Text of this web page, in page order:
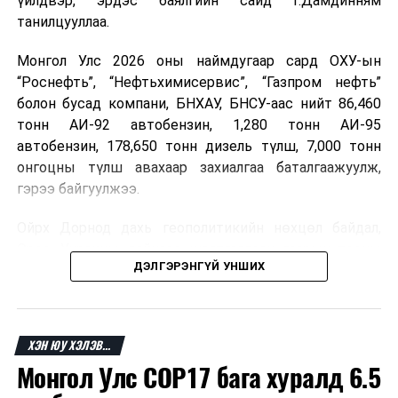
танилцууллаа.
Монгол Улс 2026 оны наймдугаар сард ОХУ-ын
“Роснефть”, “Нефтьхимисервис”, “Газпром нефть”
болон бусад компани, БНХАУ, БНСУ-аас нийт 86,460
тонн АИ-92 автобензин, 1,280 тонн АИ-95
автобензин, 178,650 тонн дизель түлш, 7,000 тонн
онгоцны түлш авахаар захиалгаа баталгаажуулж,
гэрээ байгуулжээ.
Орос, Украины дайнаас шалтгаалсан газрын тосны
үнийн өсөлт дэлхийн зах зээлд буураагүй байна.
дахин өсөж, ОХУ болон бусад эх үүсвэрээс худалдан
авах шатахууны үнэ 1,200-2,000 ам.долларт хүрчээ.
Иймд дотоодын зах зээл дэх үнийн өсөлтийг
ДЭЛГЭРЭНГҮЙ УНШИХ
ХЭН ЮУ ХЭЛЭВ...
Монгол Улс COP17 бага хуралд 6.5